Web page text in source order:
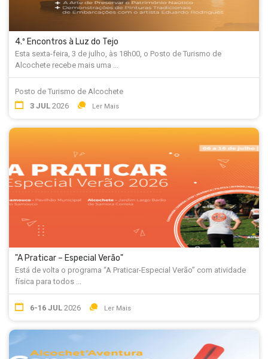
4.º Encontros à Luz do Tejo
Esta sexta-feira, 3 de julho, às 18h00, o Posto de Turismo de
Alcochete recebe mais uma ...
Posto de Turismo de Alcochete
3 JUL 2026 Ler Mais
"A Praticar – Especial Verão"
Está de volta o programa “A Praticar-Especial Verão” com atividade
física para todos ...
6-16 JUL 2026 Ler Mais